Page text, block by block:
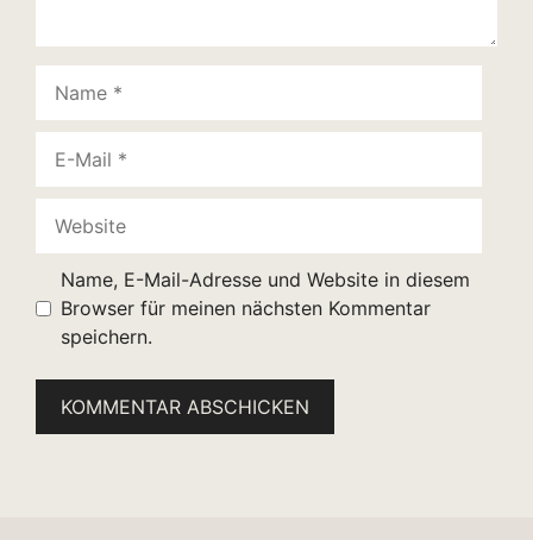
Mail
Name, E-Mail-Adresse und Website in diesem
Browser für meinen nächsten Kommentar
speichern.